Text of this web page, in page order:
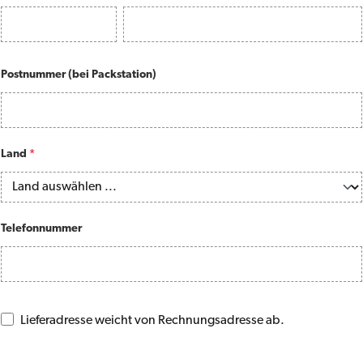
Postnummer (bei Packstation)
Land *
Telefonnummer
Lieferadresse weicht von Rechnungsadresse ab.